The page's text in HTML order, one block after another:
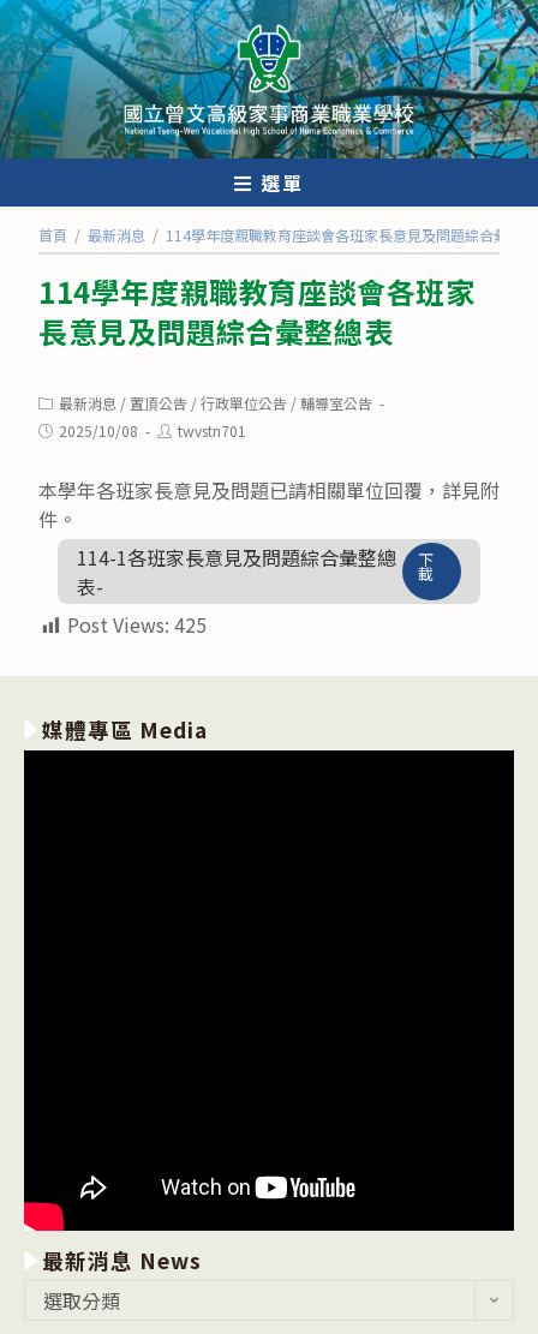
跳
轉
至
主
要
內
選單
首頁 / 最新消息 / 114學年度親職教育座談會各班家長意見及問題綜合彙整
114學年度親職教育座談會各班家
長意見及問題綜合彙整總表
Post
category:
最新消息 / 置頂公告 /行政單位公告 /輔導室公告
Post2025/10/08
Posttwvstn701
本學年各班家長意見及問題已請相關單位回覆，詳見附
件。
114-1各班家長意見及問題綜合彙整總
表-
下
載
Post Views: 425
媒體專區 Media
最新消息 News
選取分類